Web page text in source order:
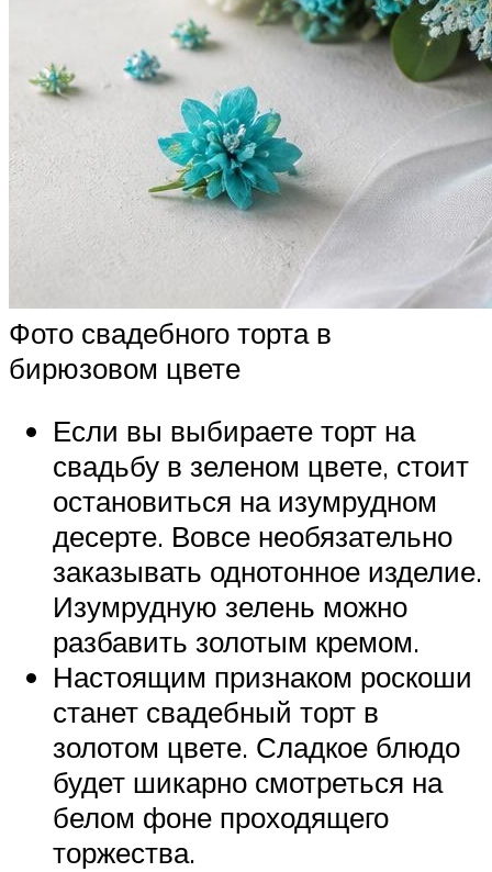
Фото свадебного торта в
бирюзовом цвете
Если вы выбираете торт на
свадьбу в зеленом цвете, стоит
остановиться на изумрудном
десерте. Вовсе необязательно
заказывать однотонное изделие.
Изумрудную зелень можно
разбавить золотым кремом.
Настоящим признаком роскоши
станет свадебный торт в
золотом цвете. Сладкое блюдо
будет шикарно смотреться на
белом фоне проходящего
торжества.